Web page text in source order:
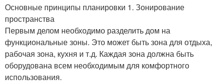
Основные принципы планировки 1. Зонирование
пространства
Первым делом необходимо разделить дом на
функциональные зоны. Это может быть зона для отдыха,
рабочая зона, кухня и т.д. Каждая зона должна быть
оборудована всем необходимым для комфортного
использования.